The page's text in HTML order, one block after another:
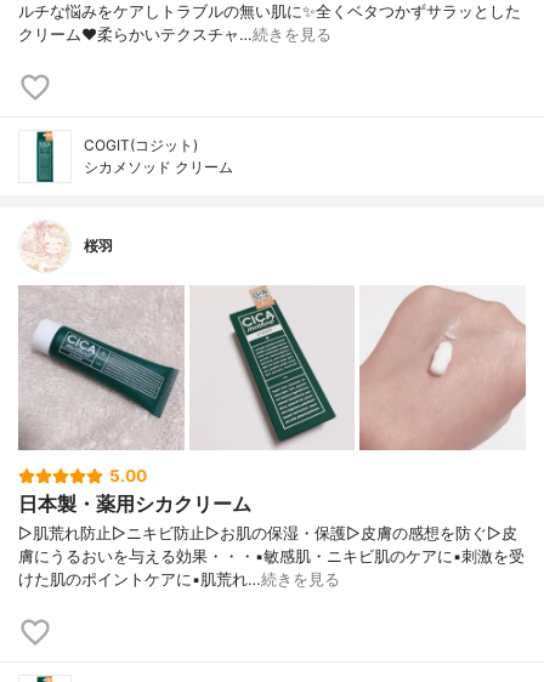
ルチな悩みをケアしトラブルの無い肌に✨全くベタつかずサラッとした
クリーム❤️柔らかいテクスチャ…続きを見る
COGIT(コジット)
シカメソッド クリーム
桜羽
5.00
日本製・薬用シカクリーム
▷肌荒れ防止▷ニキビ防止▷お肌の保湿・保護▷皮膚の感想を防ぐ▷皮
膚にうるおいを与える効果・・・▪敏感肌・ニキビ肌のケアに▪刺激を受
けた肌のポイントケアに▪肌荒れ…続きを見る